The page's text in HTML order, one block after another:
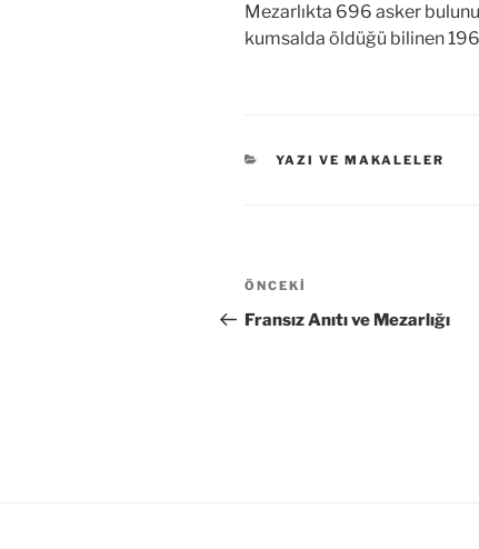
Mezarlıkta 696 asker
kumsalda öldüğü bilinen 196
KATEGORILER
YAZI VE MAKALELER
Yazı
gezinmesi
Önceki
Yazı
ÖNCEKI
Fransız Anıtı ve Mezarlığı